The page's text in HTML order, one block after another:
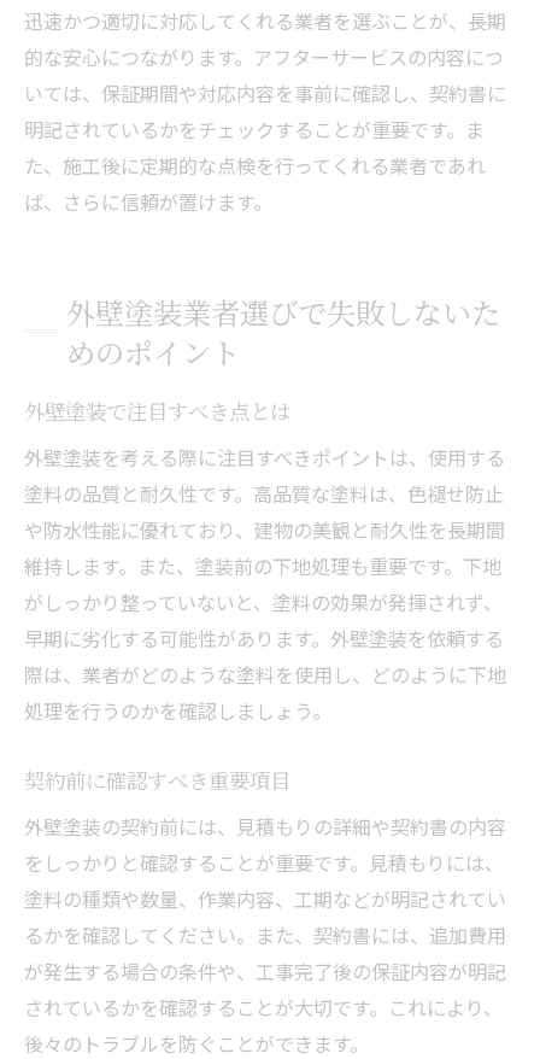
迅速かつ適切に対応してくれる業者を選ぶことが、長期
的な安心につながります。アフターサービスの内容につ
いては、保証期間や対応内容を事前に確認し、契約書に
明記されているかをチェックすることが重要です。ま
た、施工後に定期的な点検を行ってくれる業者であれ
ば、さらに信頼が置けます。
外壁塗装業者選びで失敗しないた
めのポイント
外壁塗装で注目すべき点とは
外壁塗装を考える際に注目すべきポイントは、使用する
塗料の品質と耐久性です。高品質な塗料は、色褪せ防止
や防水性能に優れており、建物の美観と耐久性を長期間
維持します。また、塗装前の下地処理も重要です。下地
がしっかり整っていないと、塗料の効果が発揮されず、
早期に劣化する可能性があります。外壁塗装を依頼する
際は、業者がどのような塗料を使用し、どのように下地
処理を行うのかを確認しましょう。
契約前に確認すべき重要項目
外壁塗装の契約前には、見積もりの詳細や契約書の内容
をしっかりと確認することが重要です。見積もりには、
塗料の種類や数量、作業内容、工期などが明記されてい
るかを確認してください。また、契約書には、追加費用
が発生する場合の条件や、工事完了後の保証内容が明記
されているかを確認することが大切です。これにより、
後々のトラブルを防ぐことができます。